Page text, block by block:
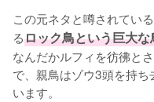
この元ネタと噂されてい
るロック鳥という巨大な
なんだかルフィを彷彿と
で、親鳥はゾウ3頭を持
います。